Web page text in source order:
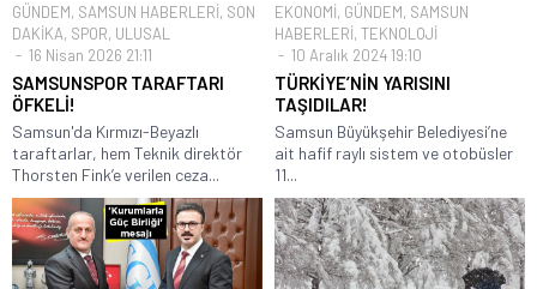
GÜNDEM, SAMSUN HABERLERİ, SON
DAKİKA, SPOR, ULUSAL
16 Nisan 2026 21:11
SAMSUNSPOR TARAFTARI
ÖFKELİ!
Samsun'da Kırmızı-Beyazlı
taraftarlar, hem Teknik direktör
Thorsten Fink’e verilen ceza...
EKONOMİ, GÜNDEM, SAMSUN
HABERLERİ, TEKNOLOJİ
10 Aralık 2024 19:10
TÜRKİYE’NİN YARISINI
TAŞIDILAR!
Samsun Büyükşehir Belediyesi’ne
ait hafif raylı sistem ve otobüsler
11...